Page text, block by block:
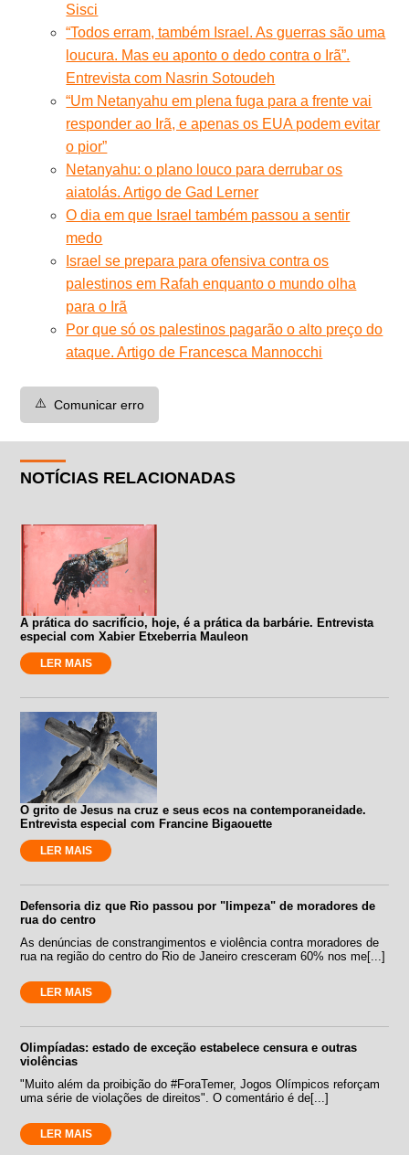
Sisci
“Todos erram, também Israel. As guerras são uma
loucura. Mas eu aponto o dedo contra o Irã”.
Entrevista com Nasrin Sotoudeh
“Um Netanyahu em plena fuga para a frente vai
responder ao Irã, e apenas os EUA podem evitar
o pior”
Netanyahu: o plano louco para derrubar os
aiatolás. Artigo de Gad Lerner
O dia em que Israel também passou a sentir
medo
Israel se prepara para ofensiva contra os
palestinos em Rafah enquanto o mundo olha
para o Irã
Por que só os palestinos pagarão o alto preço do
ataque. Artigo de Francesca Mannocchi
⚠️ Comunicar erro
NOTÍCIAS RELACIONADAS
A prática do sacrifício, hoje, é a prática da barbárie. Entrevista
especial com Xabier Etxeberria Mauleon
LER MAIS
O grito de Jesus na cruz e seus ecos na contemporaneidade.
Entrevista especial com Francine Bigaouette
LER MAIS
Defensoria diz que Rio passou por "limpeza" de moradores de
rua do centro
As denúncias de constrangimentos e violência contra moradores de
rua na região do centro do Rio de Janeiro cresceram 60% nos me[...]
LER MAIS
Olimpíadas: estado de exceção estabelece censura e outras
violências
"Muito além da proibição do #ForaTemer, Jogos Olímpicos reforçam
uma série de violações de direitos". O comentário é de[...]
LER MAIS